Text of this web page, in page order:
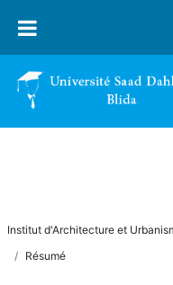
Institut d'Architecture et
Résumé